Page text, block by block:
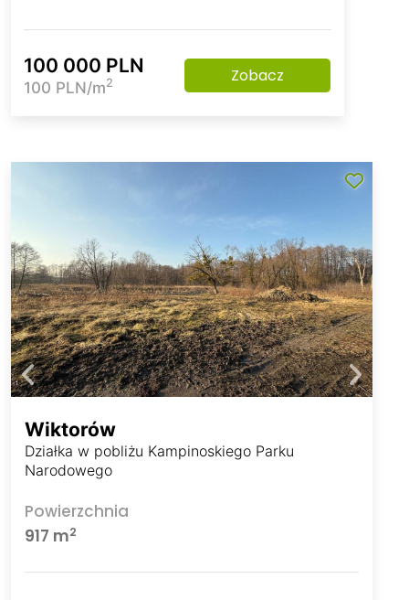
100 000 PLN
100 PLN/m2 Zobacz
Wiktorów
Działka w pobliżu Kampinoskiego Parku
Narodowego
Powierzchnia
917 m2